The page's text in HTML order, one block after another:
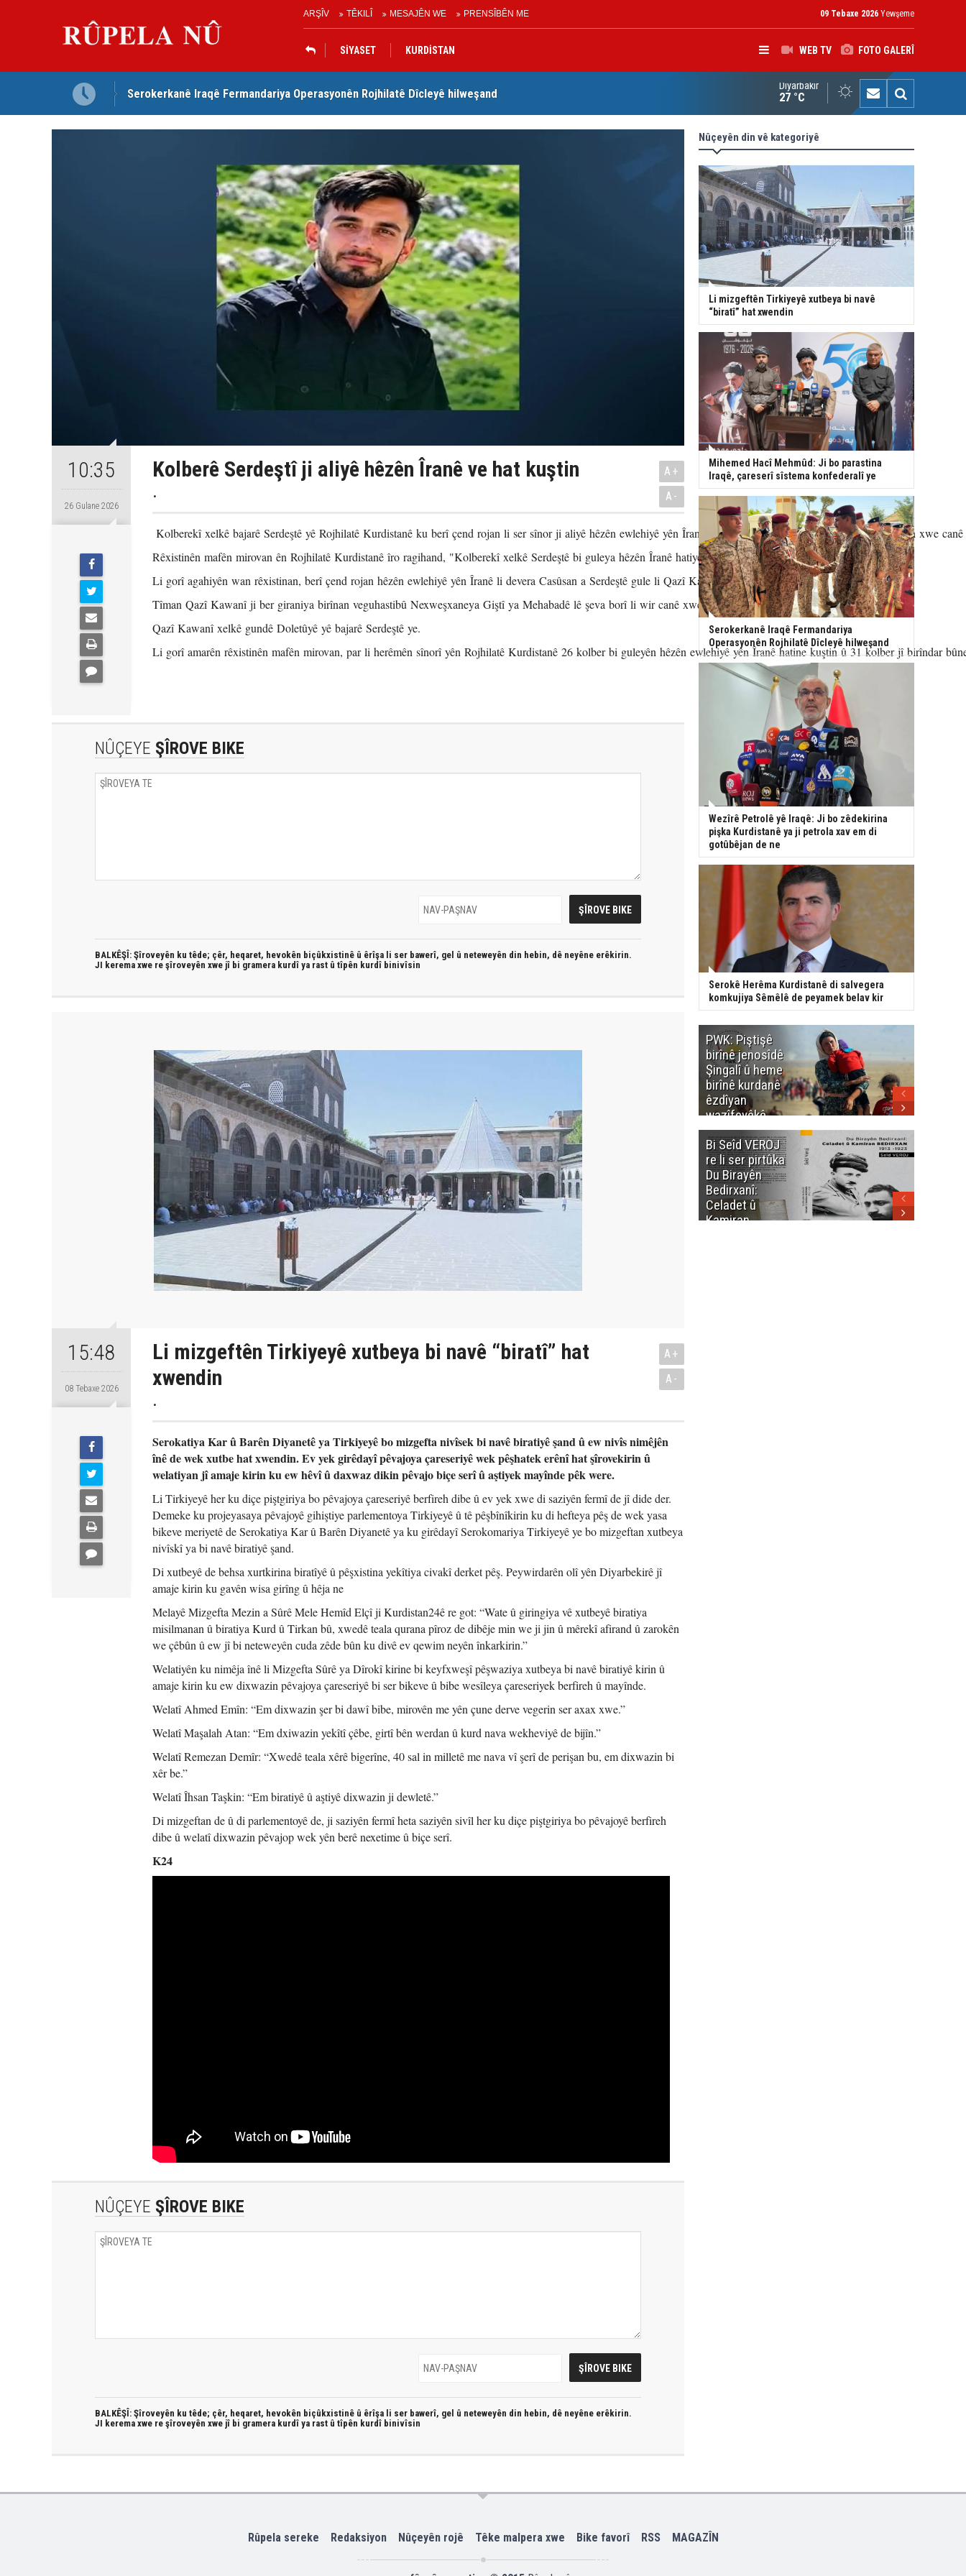
ARŞÎV TÊKILÎ MESAJÊN WE PRENSÎBÊN ME 09 Tebaxe 2026 Yewşeme
WEB TV FOTO GALERÎ
SİYASET KURDİSTAN
Serokerkanê Iraqê Fermandariya Operasyonên Rojhilatê Dîcleyê hilweşand Wezîrê Petrolê yê Iraqê: Ji bo zêdekirina pişka Kurdistanê ya ji
Diyarbakır
27 °C
10:35
26 Gulane 2026
Kolberê Serdeştî ji aliyê hêzên Îranê ve hat kuştin
.
A+
A-
Kolberekî xelkê bajarê Serdeştê yê Rojhilatê Kurdistanê ku berî çend rojan li ser sînor ji aliyê hêzên ewlehiyê yên Îranê ve hatibû birîndarkirin, ji ber giraniya birînên xwe
Rêxistinên mafên mirovan ên Rojhilatê Kurdistanê îro ragihand, "Kolberekî xelkê Serdeştê bi guleya hêzên Îranê hatiye kuştin."
Li gorî agahiyên wan rêxistinan, berî çend rojan hêzên ewlehiyê yên Îranê li devera Casûsan a Serdeştê gule li Qazî Kawanî reşandibûn.
Tîman Qazî Kawanî ji ber giraniya birînan veguhastibû Nexweşxaneya Giştî ya Mehabadê lê şeva borî li wir canê xwe ji dest da.
Qazî Kawanî xelkê gundê Doletûyê yê bajarê Serdeştê ye.
Li gorî amarên rêxistinên mafên mirovan, par li herêmên sînorî yên Rojhilatê Kurdistanê 26 kolber bi guleyên hêzên ewlehiyê yên Îranê hatine kuştin û 31 kolber jî birîndar
NÛÇEYE ŞÎROVE BIKE
BALKÊŞÎ: Şîroveyên ku têde; çêr, heqaret, hevokên biçûkxistinê û êrîşa li ser bawerî, gel û neteweyên din hebin, dê neyêne erêkirin.
JI kerema xwe re şîroveyên xwe jî bi gramera kurdî ya rast û tîpên kurdî binivîsin
15:48
08 Tebaxe 2026
Li mizgeftên Tirkiyeyê xutbeya bi navê “biratî” hat
xwendin
.
A+
A-
Serokatiya Kar û Barên Diyanetê ya Tirkiyeyê bo mizgefta nivîsek bi navê biratiyê şand û ew nivîs nimêjên
înê de wek xutbe hat xwendin. Ev yek girêdayî pêvajoya çareseriyê wek pêşhatek erênî hat şîrovekirin û
welatiyan jî amaje kirin ku ew hêvî û daxwaz dikin pêvajo biçe serî û aştiyek mayînde pêk were.
Li Tirkiyeyê her ku diçe piştgiriya bo pêvajoya çareseriyê berfireh dibe û ev yek xwe di saziyên fermî de jî dide der.
Demeke ku projeyasaya pêvajoyê gihiştiye parlementoya Tirkiyeyê û tê pêşbînîkirin ku di hefteya pêş de wek yasa
bikeve meriyetê de Serokatiya Kar û Barên Diyanetê ya ku girêdayî Serokomariya Tirkiyeyê ye bo mizgeftan xutbeya
nivîskî ya bi navê biratiyê şand.
Di xutbeyê de behsa xurtkirina biratîyê û pêşxistina yekîtiya civakî derket pêş. Peywirdarên olî yên Diyarbekirê jî
amaje kirin ku gavên wisa girîng û hêja ne
Melayê Mizgefta Mezin a Sûrê Mele Hemîd Elçî ji Kurdistan24ê re got: “Wate û giringiya vê xutbeyê biratiya
misilmanan û biratiya Kurd û Tirkan bû, xwedê teala qurana pîroz de dibêje min we ji jin û mêrekî afirand û zarokên
we çêbûn û ew jî bi neteweyên cuda zêde bûn ku divê ev qewim neyên înkarkirin.”
Welatiyên ku nimêja înê li Mizgefta Sûrê ya Dîrokî kirine bi keyfxweşî pêşwaziya xutbeya bi navê biratiyê kirin û
amaje kirin ku ew dixwazin pêvajoya çareseriyê bi ser bikeve û bibe wesîleya çareseriyek berfireh û mayînde.
Welatî Ahmed Emîn: “Em dixwazin şer bi dawî bibe, mirovên me yên çune derve vegerin ser axax xwe.”
Welatî Maşalah Atan: “Em dxiwazin yekîtî çêbe, girtî bên werdan û kurd nava wekheviyê de bijîn.”
Welatî Remezan Demîr: “Xwedê teala xêrê bigerîne, 40 sal in milletê me nava vî şerî de perişan bu, em dixwazin bi
xêr be.”
Welatî Îhsan Taşkin: “Em biratiyê û aştiyê dixwazin ji dewletê.”
Di mizgeftan de û di parlementoyê de, ji saziyên fermî heta saziyên sivîl her ku diçe piştgiriya bo pêvajoyê berfireh
dibe û welatî dixwazin pêvajop wek yên berê nexetime û biçe serî.
K24
NÛÇEYE ŞÎROVE BIKE
BALKÊŞÎ: Şîroveyên ku têde; çêr, heqaret, hevokên biçûkxistinê û êrîşa li ser bawerî, gel û neteweyên din hebin, dê neyêne erêkirin.
JI kerema xwe re şîroveyên xwe jî bi gramera kurdî ya rast û tîpên kurdî binivîsin
Nûçeyên din vê kategoriyê
Li mizgeftên Tirkiyeyê xutbeya bi navê
“biratî” hat xwendin
Mihemed Hacî Mehmûd: Ji bo parastina
Iraqê, çareserî sîstema konfederalî ye
Serokerkanê Iraqê Fermandariya
Operasyonên Rojhilatê Dîcleyê hilweşand
Wezîrê Petrolê yê Iraqê: Ji bo zêdekirina
pişka Kurdistanê ya ji petrola xav em di
gotûbêjan de ne
Serokê Herêma Kurdistanê di salvegera
komkujiya Sêmêlê de peyamek belav kir
PWK: Piştişê
birînê jenosîdê
Şingalî û heme
birînê kurdanê
êzdîyan
wazîfeyêkê
neteweyî yê
heme kurdanê
dinya yo
Bi Seîd VEROJ
re li ser pirtûka
Du Birayên
Bedirxanî:
Celadet û
Kamiran
Rûpela sereke Redaksiyon Nûçeyên rojê Têke malpera xwe Bike favorî RSS MAGAZÎN